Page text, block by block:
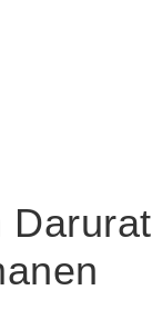
Darurat